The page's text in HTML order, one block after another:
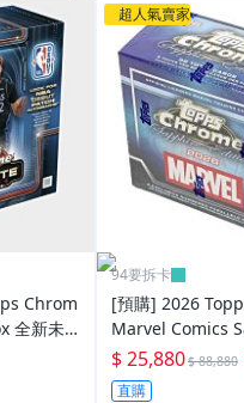
Chrom
全新未
Egos 小
超人氣賣家
94要拆卡
[預購] 2026
Marvel Comics
新未拆盒卡 拚蜘
鋼鐵人 Hidden
$ 25,880$ 88,880
直購